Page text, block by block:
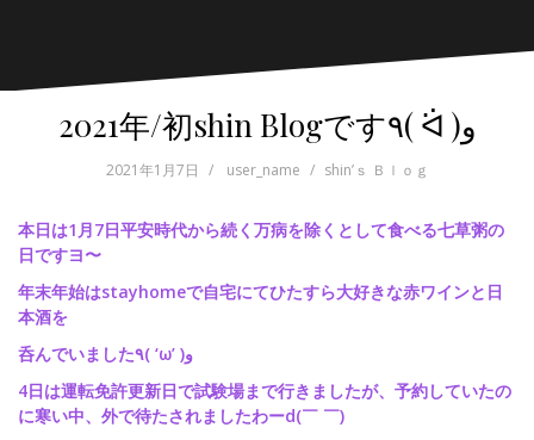
2021年/初shin Blogです٩( ᐛ )و
2021年1月7日 user_name shin’ｓ Ｂｌｏｇ
本日は1月7日平安時代から続く万病を除くとして食べる七草粥の
日ですヨ〜
年末年始はstayhomeで自宅にてひたすら大好きな赤ワインと日
本酒を
呑んでいました٩( ‘ω’ )و
4日は運転免許更新日で試験場まで行きましたが、予約していたの
に寒い中、外で待たされましたわーd(￣ ￣)